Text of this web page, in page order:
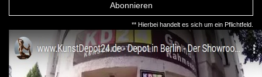
Abonnieren
** Hierbei handelt es sich um ein Pflichtfeld.